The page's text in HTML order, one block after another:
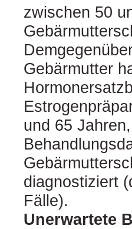
zwischen 50
Gebärmutter
und 65
diagnostiziert
Fälle).
Unerwartete